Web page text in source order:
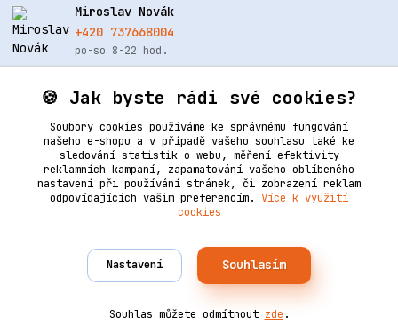
Miroslav Novák
+420 737668004
po-so 8-22 hod.
info@renovacekuze.cz
Empiredesign nakódovalOndřejDvořák.com
Vytvořeno na Eshop-rychle.cz
🍪 Jak byste rádi své cookies?
Soubory cookies používáme ke správnému fungování
našeho e-shopu a v případě vašeho souhlasu také ke
sledování statistik o webu, měření efektivity
reklamních kampaní, zapamatování vašeho oblíbeného
nastavení při používání stránek, či zobrazení reklam
odpovídajících vašim preferencím. Více k využití
cookies
Nastavení Souhlasím
Souhlas můžete odmítnout zde .